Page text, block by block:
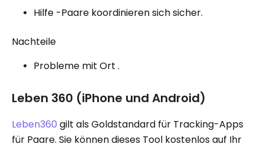
Hilfe -Paare koordinieren sich sicher.
Nachteile
Probleme mit Ort .
Leben 360 (iPhone und Android)
Leben360 gilt als Goldstandard für Tracking-Apps
für Paare. Sie können dieses Tool kostenlos auf Ihr